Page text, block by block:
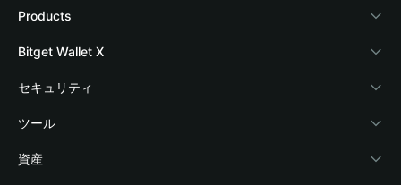
Bitget Walletについて
ブログ
アカデミー
暗号資産ニュース
Help Center
Products
Crypto Card
Stablecoin Earn
Payfi Crypto
Crypto Swap API
Bitget Wallet X
デベロッパー
ウォレットを接続
Bitget Wallet Pay
セキュリティ
保護基金
セキュリティ技術
ツール
暗号資産を購入
資産